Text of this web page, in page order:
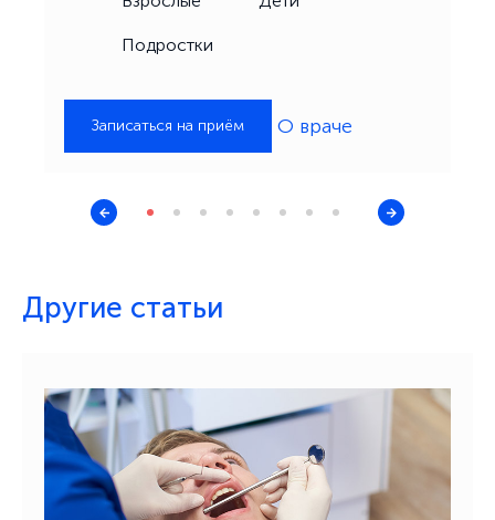
Подростки
Записаться на приём О враче
Другие статьи